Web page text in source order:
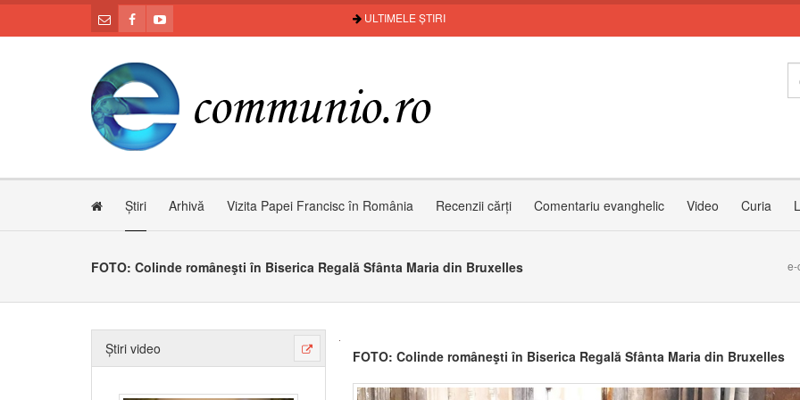
ULTIMELE ȘTIRI
Știri Arhivă Vizita Papei Francisc în România Recenzii cărți Comentariu evanghelic Video Curia
FOTO: Colinde româneşti în Biserica Regală Sfânta Maria din Bruxelles e-
Știri video FOTO: Colinde româneşti în Biserica Regală Sfânta Maria din Bruxelles